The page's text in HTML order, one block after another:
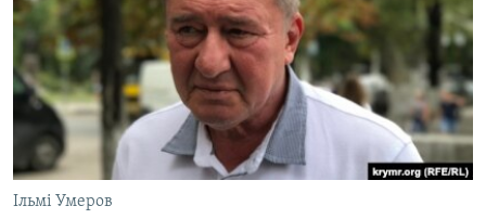
СПЕЦПРОЕКТИ
ДЕПОРТАЦІЯ
ВІДЕОУРОКИ «ELIFBE»
СВІДЧЕННЯ ОКУПАЦІЇ
УКРАЇНСЬКА ПРОБЛЕМА КРИМУ
ІНФОГРАФІКА
ЯК ОБІЙТИ БЛОКУВАННЯ
Русский
Qırımtatar
ДОЛУЧАЙСЯ!
Ільмі Умеров